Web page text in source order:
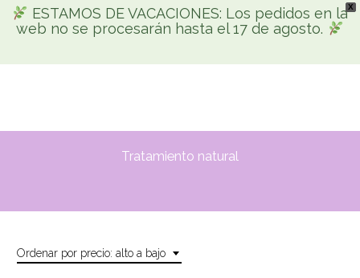
X
ESTAMOS DE VACACIONES: Los pedidos en la
web no se procesarán hasta el 17 de agosto.
Skip
mainBúsqueda
searchaccount
Tratamiento natural
Ordenar por precio: alto a bajo